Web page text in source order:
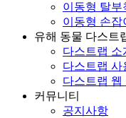
이동형 탈부
이동형 손잡
유해 동물 다스트
다스트랩 소
다스트랩 사
다스트랩 웹
커뮤니티
공지사항